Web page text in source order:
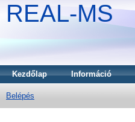
REAL-MS
Kezdőlap Információ
Belépés